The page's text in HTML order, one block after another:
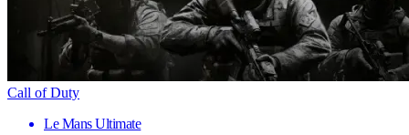
Call of Duty
Le Mans Ultimate